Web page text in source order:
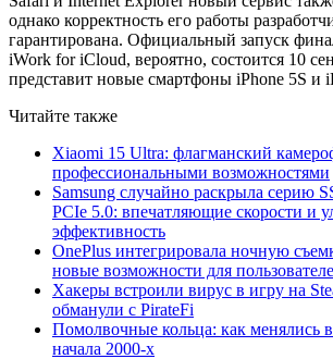
однако корректность его работы
гарантирована. Официальный запуск
iWork for iCloud, вероятно, состоится 10
представит новые смартфоны iPhone 5S и
Читайте также
Xiaomi 15 Ultra: флагманский
профессиональными возможностями
Samsung случайно раскрыла серию
PCIe 5.0: впечатляющие скорости и
эффективность
OnePlus интегрировала ночную
новые возможности для
Хакеры встроили вирус в игру на
обманули с PirateFi
Помолвочные кольца: как менялись
начала 2000-х